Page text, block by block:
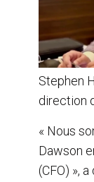
Stephen
direction
« Nous
Dawson
(CFO) »,